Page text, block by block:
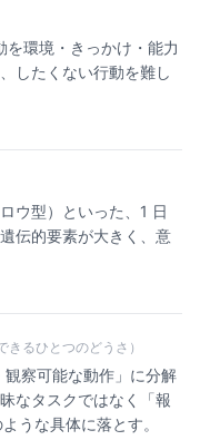
環境・きっかけ・能力
したくない行動を難し
ウ型）といった、1 日
伝的要素が大きく、意
きるひとつのどうさ）
察可能な動作」に分解
なタスクではなく「報
うな具体に落とす。